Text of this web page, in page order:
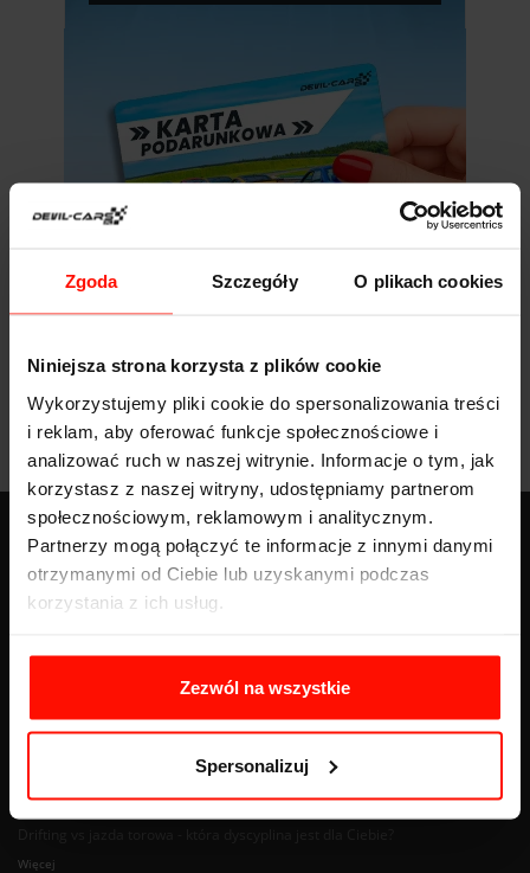
Zgoda Szczegóły O plikach cookies
Niniejsza strona korzysta z plików cookie
Wykorzystujemy pliki cookie do spersonalizowania treści
i reklam, aby oferować funkcje społecznościowe i
analizować ruch w naszej witrynie. Informacje o tym, jak
korzystasz z naszej witryny, udostępniamy partnerom
społecznościowym, reklamowym i analitycznym.
Partnerzy mogą połączyć te informacje z innymi danymi
otrzymanymi od Ciebie lub uzyskanymi podczas
korzystania z ich usług.
Zezwól na wszystkie
Spersonalizuj
BLOG
Gokart spalinowy — rodzaje, ceny i porównanie z elektrycznym
Więcej